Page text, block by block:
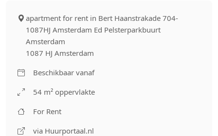
apartment for rent in Bert Haanstrakade 704-
1087HJ Amsterdam Ed Pelsterparkbuurt
Amsterdam
1087 HJ Amsterdam
Beschikbaar vanaf
54 m² oppervlakte
For Rent
via Huurportaal.nl